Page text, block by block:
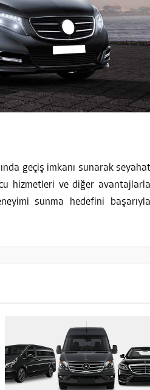
geçiş imkanı sunarak seyahat
hizmetleri ve diğer avantajlarla
sunma hedefini başarıyla